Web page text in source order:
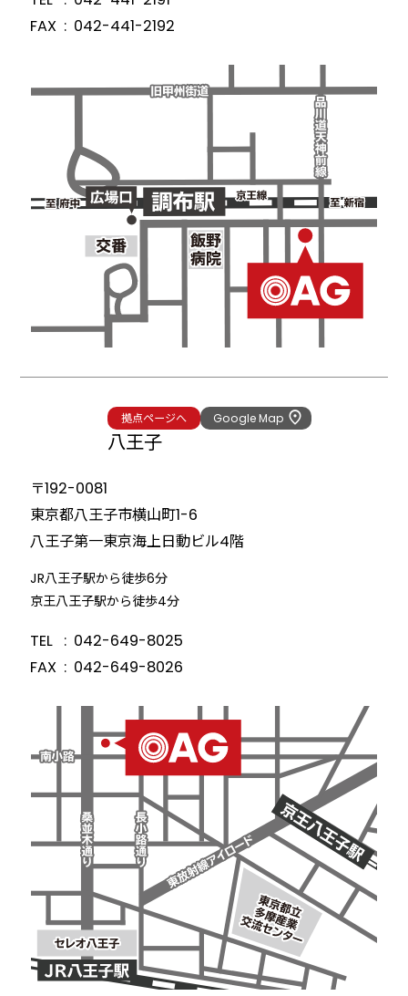
FAX
042-441-2192
拠点ページへ Google Map
八王子
〒192-0081
東京都八王子市横山町1-6
八王子第一東京海上日動ビル4階
JR八王子駅から徒歩6分
京王八王子駅から徒歩4分
TEL
042-649-8025
FAX
042-649-8026